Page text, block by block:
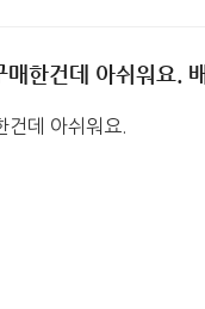
한건데 아쉬워요.
데 아쉬워요.